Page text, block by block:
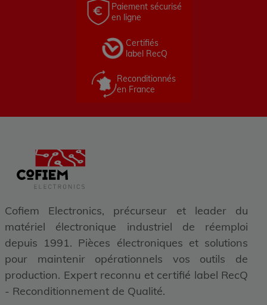
Paiement sécurisé
en ligne
Certifiés
label RecQ
Reconditionnés
en France
Cofiem Electronics, précurseur et leader du
matériel électronique industriel de réemploi
depuis 1991. Pièces électroniques et solutions
pour maintenir opérationnels vos outils de
production. Expert reconnu et certifié label RecQ
- Reconditionnement de Qualité.